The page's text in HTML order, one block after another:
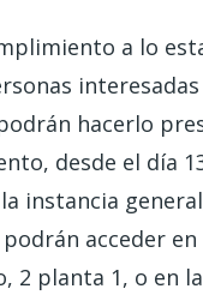
a lo
hacerlo
desde el día
instancia
acceder
2 planta 1, o en